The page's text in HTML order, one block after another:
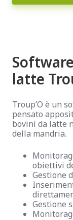
latte
Troup’O è un
pensato
bovini da latte
della mandria.
obiettivi
Gestione
Gestione